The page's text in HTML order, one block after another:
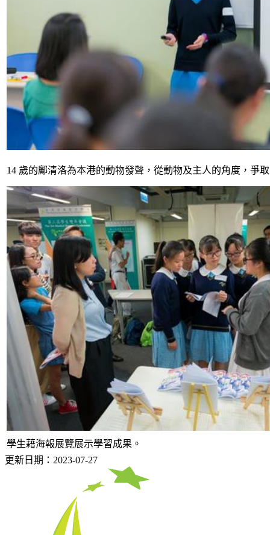
14 歲的鄺清洛為本港的動物發聲，從動物及主人的角度，爭
學生藉海報展覽展示學習成果。
更新日期：2023-07-27